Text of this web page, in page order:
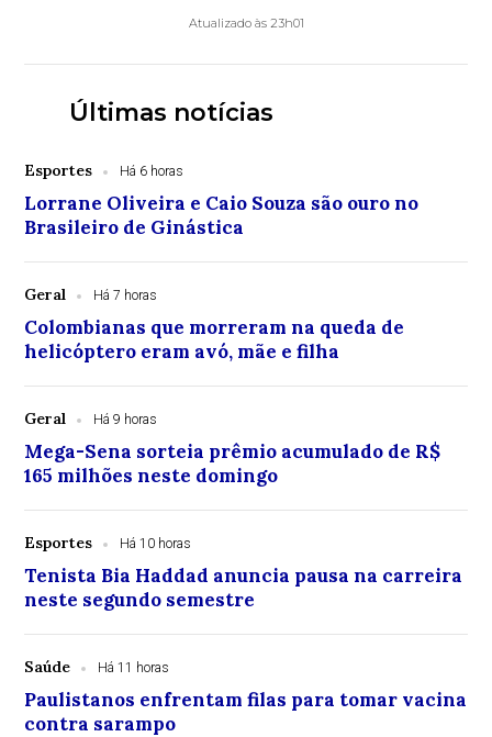
Atualizado às 23h01
Últimas notícias
Esportes Há 6 horas
Lorrane Oliveira e Caio Souza são ouro no
Brasileiro de Ginástica
Geral Há 7 horas
Colombianas que morreram na queda de
helicóptero eram avó, mãe e filha
Geral Há 9 horas
Mega-Sena sorteia prêmio acumulado de R$
165 milhões neste domingo
Esportes Há 10 horas
Tenista Bia Haddad anuncia pausa na carreira
neste segundo semestre
Saúde Há 11 horas
Paulistanos enfrentam filas para tomar vacina
contra sarampo